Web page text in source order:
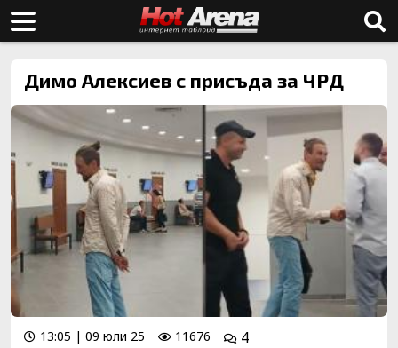
Димо Алексиев с присъда за ЧРД
13:05 | 09 юли 25 11676
4